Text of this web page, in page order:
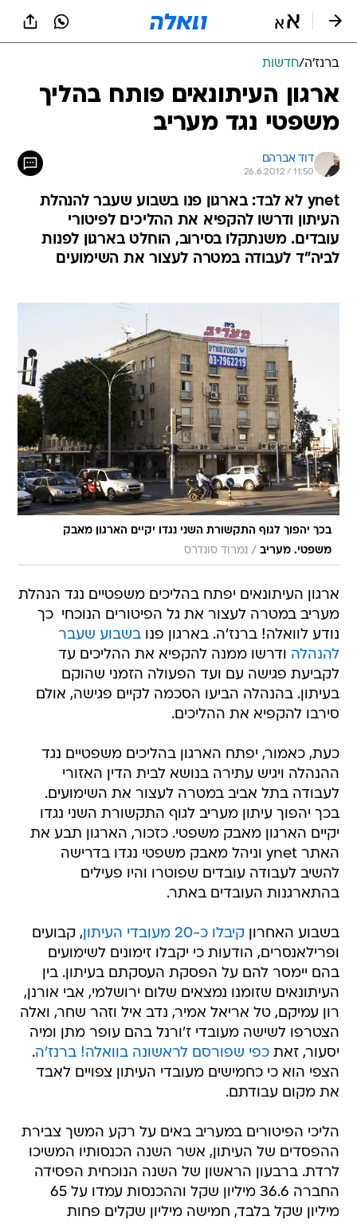
ברנז'ה/חדשות
ארגון העיתונאים פותח בהליך
משפטי נגד מעריב
דוד אברהם
26.6.2012 / 11:50
ynet לא לבד: בארגון פנו בשבוע שעבר להנהלת
העיתון ודרשו להקפיא את ההליכים לפיטורי
עובדים. משנתקלו בסירוב, הוחלט בארגון לפנות
לביה"ד לעבודה במטרה לעצור את השימועים
בכך יהפוך לגוף התקשורת השני נגדו יקיים הארגון מאבק
משפטי. מעריב / נמרוד סונדרס
ארגון העיתונאים יפתח בהליכים משפטיים נגד הנהלת
מעריב במטרה לעצור את גל הפיטורים הנוכחי  כך
נודע לוואלה! ברנז'ה. בארגון פנובשבוע שעבר
להנהלה ודרשו ממנה להקפיא את ההליכים עד
לקביעת פגישה עם ועד הפעולה הזמני שהוקם
בעיתון. בהנהלה הביעו הסכמה לקיים פגישה, אולם
סירבו להקפיא את ההליכים.
כעת, כאמור, יפתח הארגון בהליכים משפטיים נגד
ההנהלה ויגיש עתירה בנושא לבית הדין האזורי
לעבודה בתל אביב במטרה לעצור את השימועים.
בכך יהפוך עיתון מעריב לגוף התקשורת השני נגדו
יקיים הארגון מאבק משפטי. כזכור, הארגון תבע את
האתר ynet וניהל מאבק משפטי נגדו בדרישה
להשיב לעבודה עובדים שפוטרו והיו פעילים
בהתארגנות העובדים באתר.
בשבוע האחרון קיבלו כ-20 מעובדי העיתון
, קבועים
ופרילאנסרים, הודעות כי יקבלו זימונים לשימועים
בהם יימסר להם על הפסקת העסקתם בעיתון. בין
העיתונאים שזומנו נמצאים שלום ירושלמי, אבי אורנן,
רון עמיקם, טל אריאל אמיר, נדב איל וזהר שחר, ואלה
הצטרפו לשישה מעובדי ז'ורנל בהם עופר מתן ומיה
יסעור, זאתכפי שפורסם לראשונה בוואלה! ברנז'ה.
הצפי הוא כי כחמישים מעובדי העיתון צפויים לאבד
את מקום עבודתם.
הליכי הפיטורים במעריב באים על רקע המשך צבירת
ההפסדים של העיתון, אשר השנה הכנסותיו המשיכו
לרדת. ברבעון הראשון של השנה הנוכחית הפסידה
החברה 36.6 מיליון שקל וההכנסות עמדו על 65
מיליון שקל בלבד, חמישה מיליון שקלים פחות